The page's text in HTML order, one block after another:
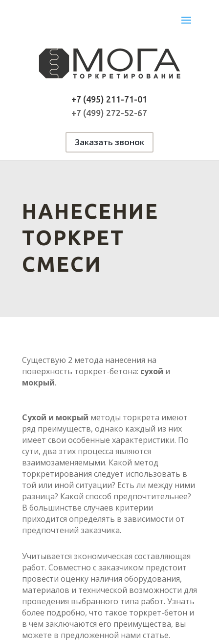
+7 (495) 211-71-01
+7 (499) 272-52-67
Заказать звонок
НАНЕСЕНИЕ
ТОРКРЕТ
СМЕСИ
Существую 2 метода нанесения на
поверхность торкрет-бетона: сухой и
мокрый.
Сухой и мокрый методы торкрета имеют
ряд преимуществ, однако каждый из них
имеет свои особенные характеристики. По
сути, два этих процесса являются
взаимозаменяемыми. Какой метод
торкретирования следует использовать в
той или иной ситуации? Есть ли между ними
разница? Какой способ предпочтительнее?
В большинстве случаев критерии
приходится определять в зависимости от
предпочтений заказчика.
Учитывается экономическая составляющая
работ. Совместно с заказчиком предстоит
провести оценку наличия оборудования,
материалов и технической возможности для
проведения выбранного типа работ. Узнать
более подробно, что такое торкрет-бетон и
в чем заключаются его преимущества, вы
можете в предложенной нами статье.